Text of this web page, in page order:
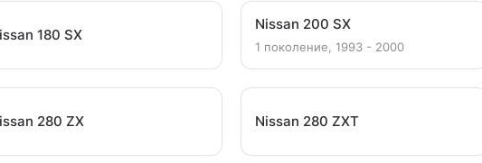
180 SX
Nissan 200 SX
1 поколение, 1993 - 2000
280 ZX Nissan 280 ZXT